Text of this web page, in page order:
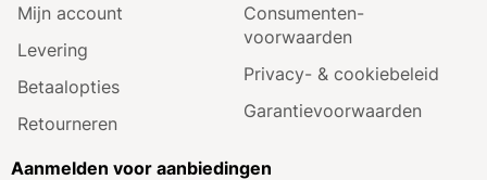
Mijn account
Levering
Betaalopties
Retourneren
Consumenten­
voorwaarden
Privacy- & cookiebeleid
Garantie­voorwaarden
Aanmelden voor aanbiedingen